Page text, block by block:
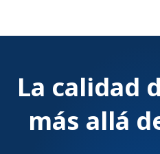
La calidad
más allá